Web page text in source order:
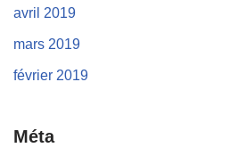
avril 2019
mars 2019
février 2019
Méta